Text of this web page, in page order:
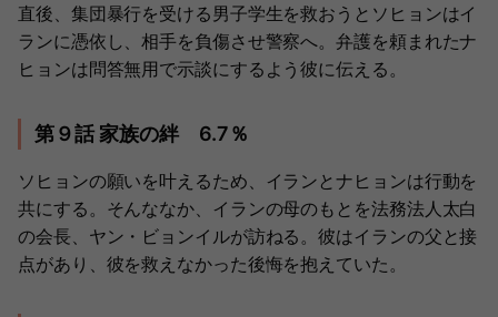
直後、集団暴行を受ける男子学生を救おうとソヒョンはイ
ランに憑依し、相手を負傷させ警察へ。弁護を頼まれたナ
ヒョンは問答無用で示談にするよう彼に伝える。
第９話 家族の絆 6.7％
ソヒョンの願いを叶えるため、イランとナヒョンは行動を
共にする。そんななか、イランの母のもとを法務法人太白
の会長、ヤン・ビョンイルが訪ねる。彼はイランの父と接
点があり、彼を救えなかった後悔を抱えていた。